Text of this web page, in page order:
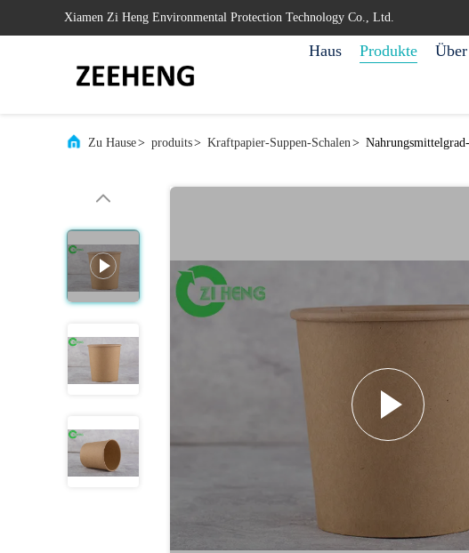
Xiamen Zi Heng Environmental Protection Technology Co., Ltd.
Haus Produkte
Zu Hause> produits> Kraftpapier-Suppen-Schalen>